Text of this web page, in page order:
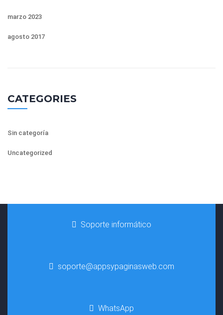
marzo 2023
agosto 2017
CATEGORIES
Sin categoría
Uncategorized
Soporte informático
soporte@appsypaginasweb.com
WhatsApp